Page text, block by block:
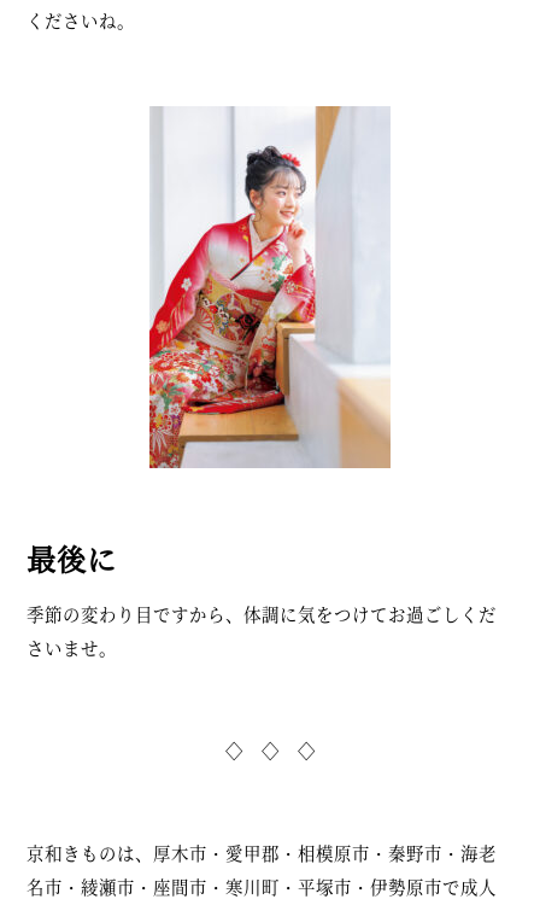
くださいね。
最後に
季節の変わり目ですから、体調に気をつけてお過ごしくだ
さいませ。
◇ ◇ ◇
京和きものは、厚木市・愛甲郡・相模原市・秦野市・海老
名市・綾瀬市・座間市・寒川町・平塚市・伊勢原市で成人